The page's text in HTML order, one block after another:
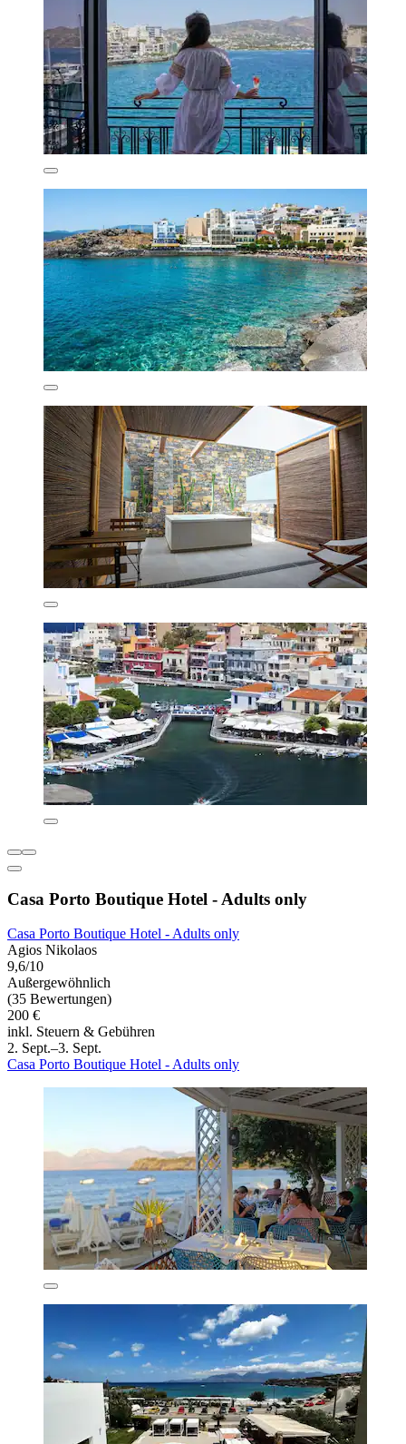
Casa Porto Boutique Hotel - Adults only
Casa Porto Boutique Hotel - Adults only
Agios Nikolaos
9,6/10
Außergewöhnlich
(35 Bewertungen)
200 €
inkl. Steuern & Gebühren
2. Sept.–3. Sept.
Casa Porto Boutique Hotel - Adults only